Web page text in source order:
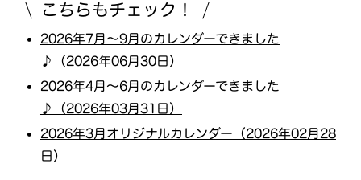
こちらもチェック！
2026年7月〜9月のカレンダーできました
♪（2026年06月30日）
2026年4月〜6月のカレンダーできました
♪（2026年03月31日）
2026年3月オリジナルカレンダー（2026年02月28
日）